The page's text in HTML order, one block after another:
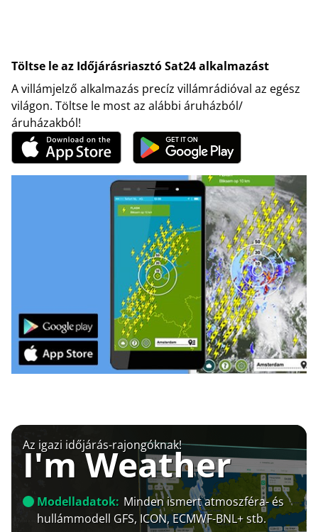
Töltse le az Időjárásriasztó Sat24 alkalmazást
A villámjelző alkalmazás precíz villámrádióval az egész
világon. Töltse le most az alábbi áruházból/
áruházakból!
Az igazi időjárás-rajongóknak!
I'm Weather
Modelladatok: Minden ismert atmoszféra- és
hullámmodell GFS, ICON, ECMWF-BNL+ stb.